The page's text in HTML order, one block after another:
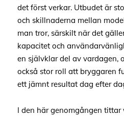
det först verkar. Utbudet är
och skillnaderna mellan
man tror, särskilt när det
kapacitet och
en självklar del av vardagen,
också stor roll att bryggaren
ett jämnt resultat dag efter
I den här genomgången tittar